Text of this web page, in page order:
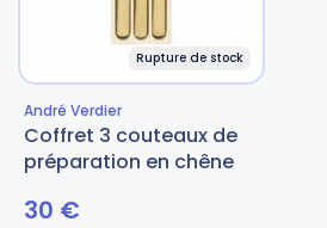
Rupture de stock
André Verdier
Coffret 3 couteaux de
préparation en chêne
30 €